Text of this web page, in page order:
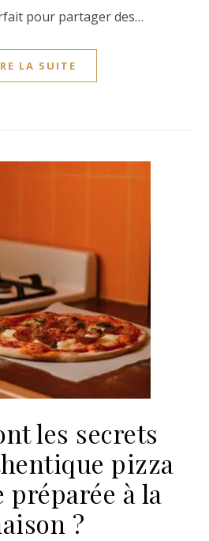
pour partager des…
LA SUITE
les secrets
pizza
à la
?